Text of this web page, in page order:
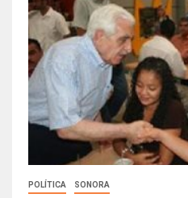
POLÍTICA SONORA